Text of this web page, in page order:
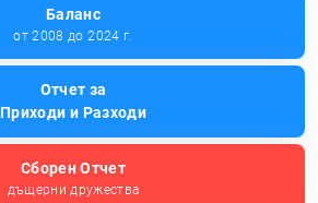
Баланс
от 2008 до 2024 г.
Отчет за
Приходи и Разходи
Сборен Отчет
дъщерни дружества